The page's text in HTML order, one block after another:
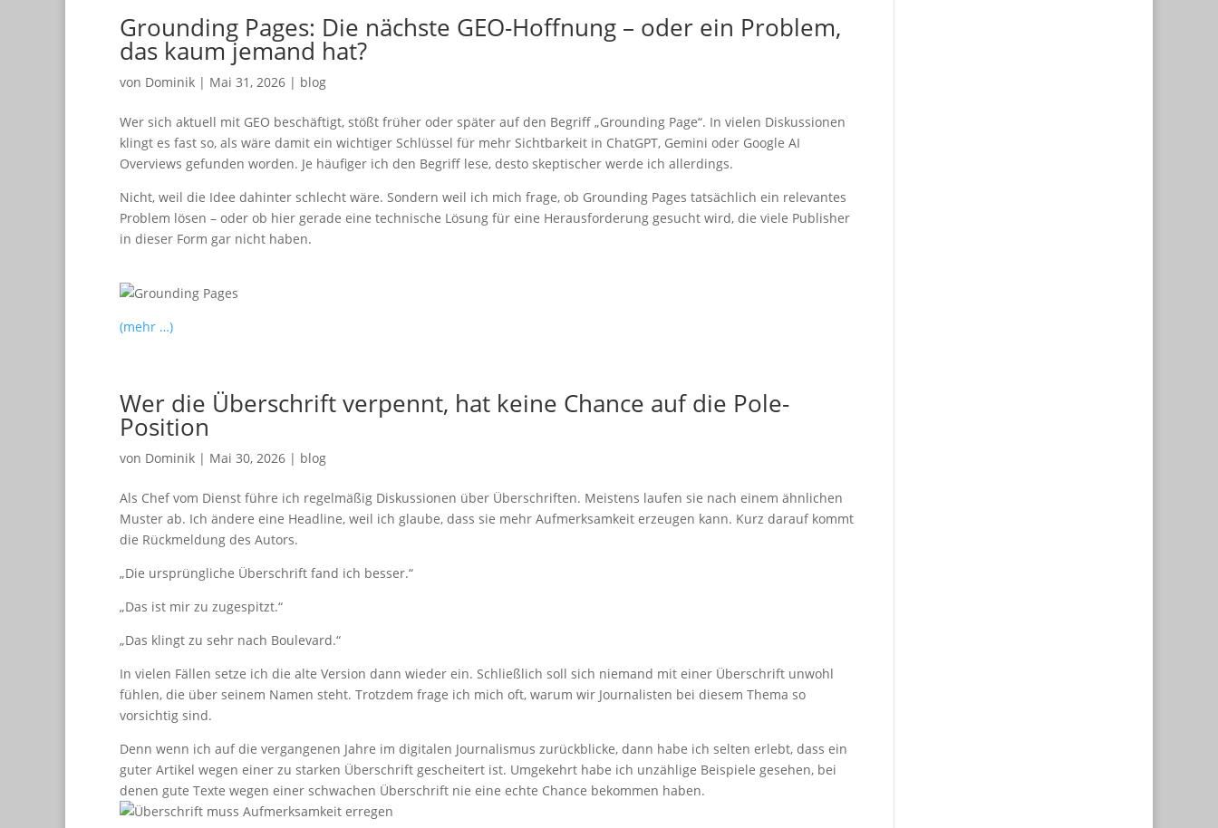
Grounding Pages: Die nächste GEO-Hoffnung – oder ein Problem,
das kaum jemand hat?
von Dominik | Mai 31, 2026 | blog
Wer sich aktuell mit GEO beschäftigt, stößt früher oder später auf den Begriff „Grounding Page“. In vielen Diskussionen
klingt es fast so, als wäre damit ein wichtiger Schlüssel für mehr Sichtbarkeit in ChatGPT, Gemini oder Google AI
Overviews gefunden worden. Je häufiger ich den Begriff lese, desto skeptischer werde ich allerdings.
Nicht, weil die Idee dahinter schlecht wäre. Sondern weil ich mich frage, ob Grounding Pages tatsächlich ein relevantes
Problem lösen – oder ob hier gerade eine technische Lösung für eine Herausforderung gesucht wird, die viele Publisher
in dieser Form gar nicht haben.
(mehr …)
Wer die Überschrift verpennt, hat keine Chance auf die Pole-
Position
von Dominik | Mai 30, 2026 | blog
Als Chef vom Dienst führe ich regelmäßig Diskussionen über Überschriften. Meistens laufen sie nach einem ähnlichen
Muster ab. Ich ändere eine Headline, weil ich glaube, dass sie mehr Aufmerksamkeit erzeugen kann. Kurz darauf kommt
die Rückmeldung des Autors.
„Die ursprüngliche Überschrift fand ich besser.“
„Das ist mir zu zugespitzt.“
„Das klingt zu sehr nach Boulevard.“
In vielen Fällen setze ich die alte Version dann wieder ein. Schließlich soll sich niemand mit einer Überschrift unwohl
fühlen, die über seinem Namen steht. Trotzdem frage ich mich oft, warum wir Journalisten bei diesem Thema so
vorsichtig sind.
Denn wenn ich auf die vergangenen Jahre im digitalen Journalismus zurückblicke, dann habe ich selten erlebt, dass ein
guter Artikel wegen einer zu starken Überschrift gescheitert ist. Umgekehrt habe ich unzählige Beispiele gesehen, bei
denen gute Texte wegen einer schwachen Überschrift nie eine echte Chance bekommen haben.